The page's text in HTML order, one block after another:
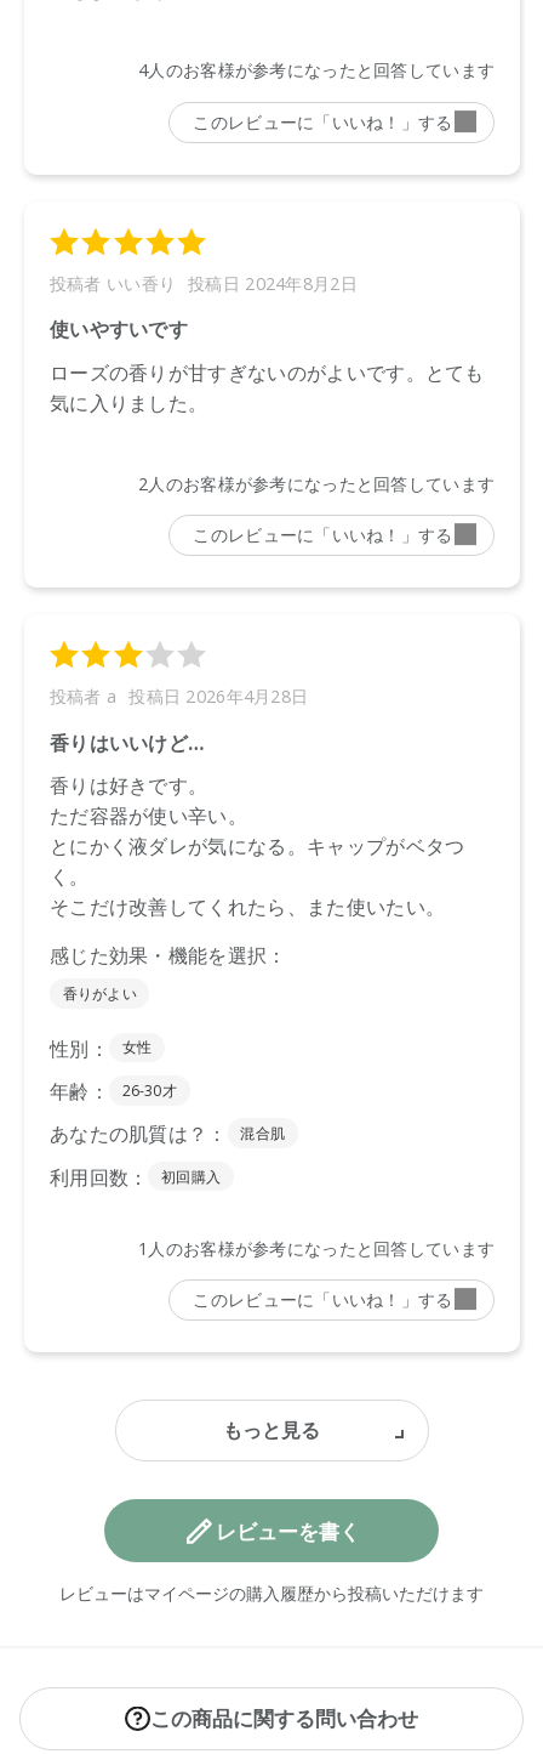
レビューを書く
レビューはマイページの購入履歴から投稿いただけます
この商品に関する問い合わせ